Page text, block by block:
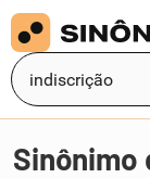
Sinônimo